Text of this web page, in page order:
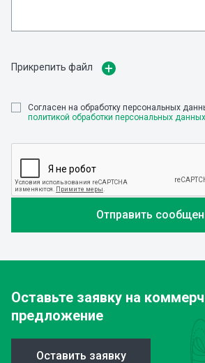
Прикрепить файл
Cогласен на обработку персональных
политикой обработки персональных данных
Оставьте заявку на
предложение
Оставить заявку